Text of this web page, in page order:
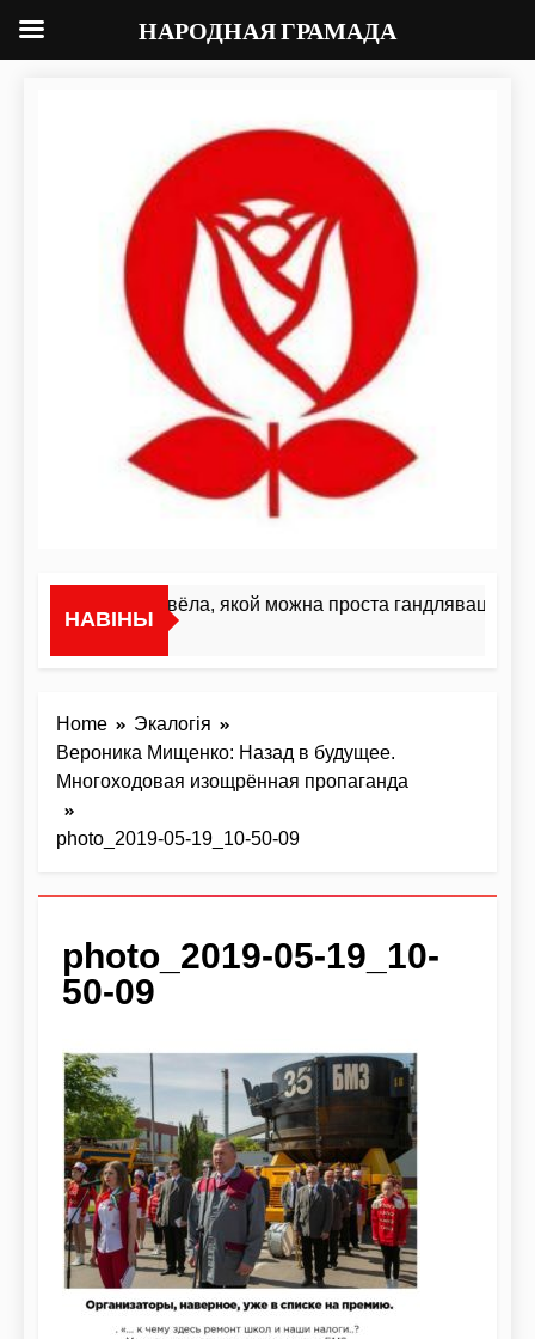
НАВІНЫ
«Я не жывёла, якой можна проста гандляваць»У
Home
Экалогія
Вероника Мищенко: Назад в будущее.
Многоходовая изощрённая пропаганда
photo_2019-05-19_10-50-09
photo_2019-05-19_10-
50-09
НАРОДНАЯ ГРАМАДА